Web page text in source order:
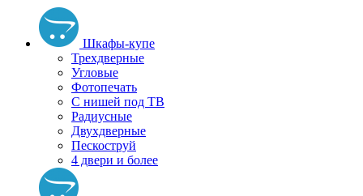
Шкафы-купе
Трехдверные
Угловые
Фотопечать
С нишей под ТВ
Радиусные
Двухдверные
Пескоструй
4 двери и более